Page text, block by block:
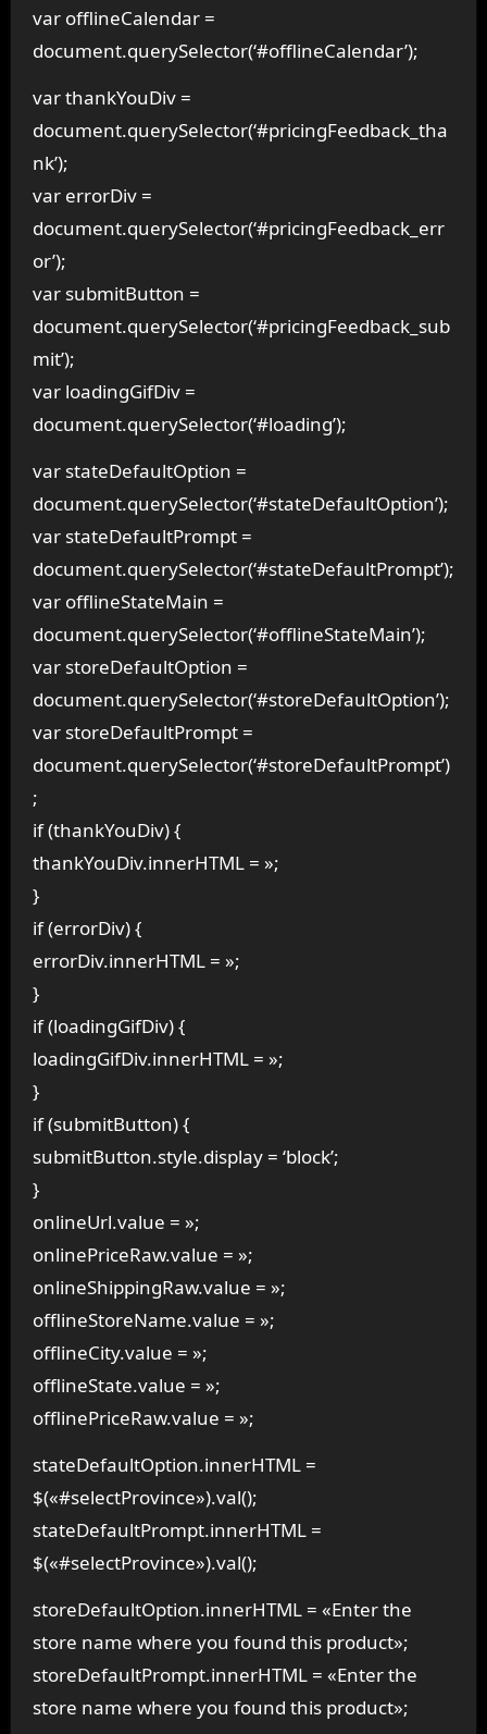
var offlineCalendar =
document.querySelector(‘#offlineCalendar’);
var thankYouDiv =
document.querySelector(‘#pricingFeedback_tha
nk’);
var errorDiv =
document.querySelector(‘#pricingFeedback_err
or’);
var submitButton =
document.querySelector(‘#pricingFeedback_sub
mit’);
var loadingGifDiv =
document.querySelector(‘#loading’);
var stateDefaultOption =
document.querySelector(‘#stateDefaultOption’);
var stateDefaultPrompt =
document.querySelector(‘#stateDefaultPrompt’);
var offlineStateMain =
document.querySelector(‘#offlineStateMain’);
var storeDefaultOption =
document.querySelector(‘#storeDefaultOption’);
var storeDefaultPrompt =
document.querySelector(‘#storeDefaultPrompt’)
;
if (thankYouDiv) {
thankYouDiv.innerHTML = »;
}
if (errorDiv) {
errorDiv.innerHTML = »;
}
if (loadingGifDiv) {
loadingGifDiv.innerHTML = »;
}
if (submitButton) {
submitButton.style.display = ‘block’;
}
onlineUrl.value = »;
onlinePriceRaw.value = »;
onlineShippingRaw.value = »;
offlineStoreName.value = »;
offlineCity.value = »;
offlineState.value = »;
offlinePriceRaw.value = »;
stateDefaultOption.innerHTML =
$(«#selectProvince»).val();
stateDefaultPrompt.innerHTML =
$(«#selectProvince»).val();
storeDefaultOption.innerHTML = «Enter the
store name where you found this product»;
storeDefaultPrompt.innerHTML = «Enter the
store name where you found this product»;